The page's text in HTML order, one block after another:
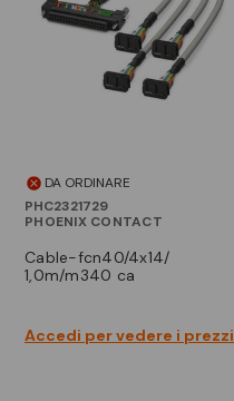
DA ORDINARE
PHC2321729
PHOENIX CONTACT
cable-fcn40/4x14/
1,0m/m340 ca
Accedi per vedere i prezzi